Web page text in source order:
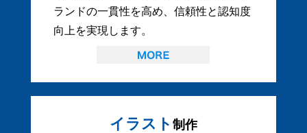
ランドの一貫性を高め、信頼性と認知度
向上を実現します。
イラスト 制作